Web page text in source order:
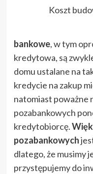
Koszt
bankowe, w tym
kredytowa, są
domu ustalane na
kredycie na zakup
natomiast poważne
pozabankowych
kredytobiorcę.
pozabankowych
dlatego, że musimy
przystępujemy do